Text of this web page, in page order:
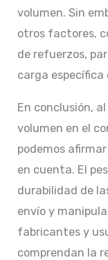
volumen. Sin
otros factores,
de refuerzos,
carga específica
En conclusión,
volumen en el
podemos
en cuenta. El
durabilidad de
envío y
fabricantes y
comprendan la